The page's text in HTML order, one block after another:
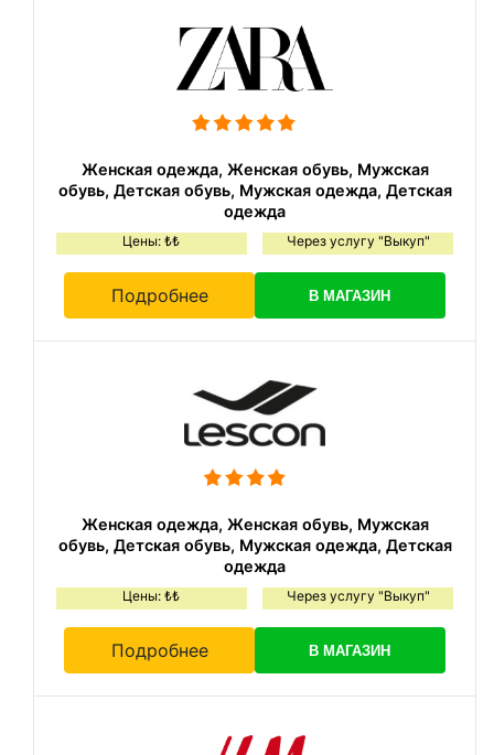
Женская одежда, Женская обувь, Мужская
обувь, Детская обувь, Мужская одежда, Детская
одежда
Цены: ₺₺ Через услугу "Выкуп"
Подробнее В МАГАЗИН
Женская одежда, Женская обувь, Мужская
обувь, Детская обувь, Мужская одежда, Детская
одежда
Цены: ₺₺ Через услугу "Выкуп"
Подробнее В МАГАЗИН